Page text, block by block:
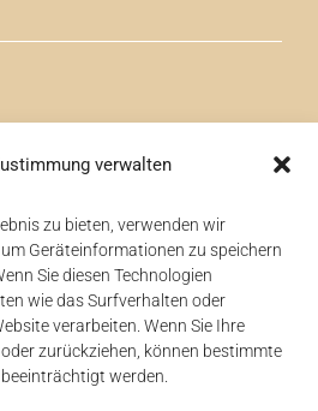
verwalten
zu bieten, verwenden wir
Geräteinformationen zu speichern
Sie diesen Technologien
wie das Surfverhalten oder
verarbeiten. Wenn Sie Ihre
zurückziehen, können bestimmte
werden.
FÜR SIE DA
/ 52104